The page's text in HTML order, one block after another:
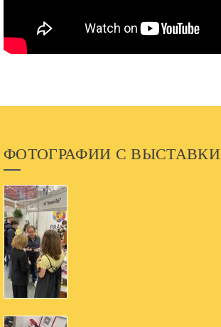
ФОТОГРАФИИ С ВЫСТАВКИ